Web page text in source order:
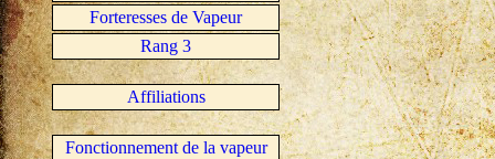
Forteresses de Vapeur
Rang 3
Affiliations
Fonctionnement de la vapeur